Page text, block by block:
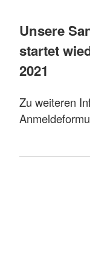
Unsere
startet
2021
Zu weiteren